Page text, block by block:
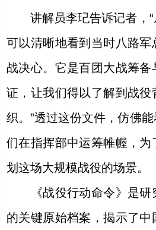
讲解员李玘告诉记者，“
可以清晰地看到当时八路
战决心。它是百团大战筹
证，让我们得以了解到战役
织。”透过这份文件，仿佛
们在指挥部中运筹帷幄，
划这场大规模战役的场景。
《战役行动命令》是研
的关键原始档案，揭示了